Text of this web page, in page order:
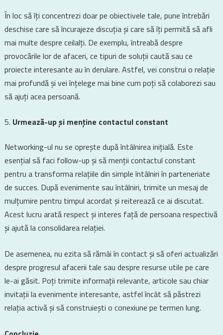
În loc să îți concentrezi doar pe obiectivele tale, pune întrebări
deschise care să încurajeze discuția și care să îți permită să afli
mai multe despre ceilalți. De exemplu, întreabă despre
provocările lor de afaceri, ce tipuri de soluții caută sau ce
proiecte interesante au în derulare. Astfel, vei construi o relație
mai profundă și vei înțelege mai bine cum poți să colaborezi sau
să ajuți acea persoană.
Urmează-up și menține contactul constant
Networking-ul nu se oprește după întâlnirea inițială. Este
esențial să faci follow-up și să menții contactul constant
pentru a transforma relațiile din simple întâlniri în parteneriate
de succes. După evenimente sau întâlniri, trimite un mesaj de
mulțumire pentru timpul acordat și reiterează ce ai discutat.
Acest lucru arată respect și interes față de persoana respectivă
și ajută la consolidarea relației.
De asemenea, nu ezita să rămâi în contact și să oferi actualizări
despre progresul afacerii tale sau despre resurse utile pe care
le-ai găsit. Poți trimite informații relevante, articole sau chiar
invitații la evenimente interesante, astfel încât să păstrezi
relația activă și să construiești o conexiune pe termen lung.